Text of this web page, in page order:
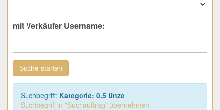
mit Verkäufer Username:
Suche starten
Suchbegriff: Kategorie: 0.5 Unze
Suchbegriff in "Suchauftrag" übernehmen